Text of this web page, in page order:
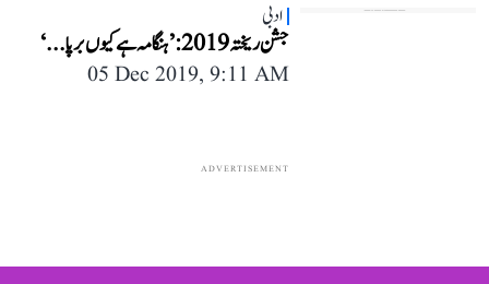
ادبی
جشن ریختہ 2019: ’ہنگامہ ہے کیوں برپا...‘
05 Dec 2019, 9:11 AM
ADVERTISEMENT